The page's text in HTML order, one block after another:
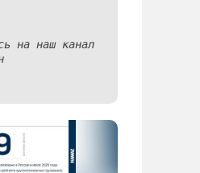
на наш канал